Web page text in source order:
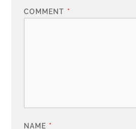
COMMENT *
NAME *